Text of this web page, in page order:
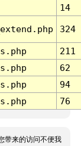
14
324
211
62
94
76
带来的访问不便我